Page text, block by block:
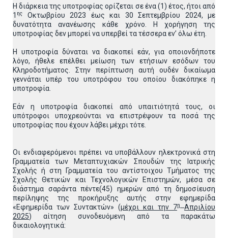
Η διάρκεια της υποτροφίας ορίζεται σε ένα (1) έτος, ήτοι από
1 ης
Οκτωβρίου 2023 έως και 30 Σεπτεμβρίου 2024, με
δυνατότητα ανανέωσης κάθε χρόνο. Η χορήγηση της
υποτροφίας δεν μπορεί να υπερβεί τα τέσσερα εν’ όλω έτη.
Η υποτροφία δύναται να διακοπεί εάν, για οποιονδήποτε
λόγο, ήθελε επέλθει μείωση των ετήσιων εσόδων του
Κληροδοτήματος. Στην περίπτωση αυτή ουδέν δικαίωμα
γεννάται υπέρ του υποτρόφου του οποίου διακόπηκε η
υποτροφία.
Εάν η υποτροφία διακοπεί από υπαιτιότητά τους, οι
υπότροφοι υποχρεούνται να επιστρέψουν τα ποσά της
υποτροφίας που έχουν λάβει μέχρι τότε.
Οι ενδιαφερόμενοι πρέπει να υποβάλλουν ηλεκτρονικά στη
Γραμματεία των Μεταπτυχιακών Σπουδών της Ιατρικής
Σχολής ή στη Γραμματεία του αντίστοιχου Τμήματος της
Σχολής Θετικών και Τεχνολογικών Επιστημών, μέσα σε
διάστημα σαράντα πέντε(45) ημερών από τη δημοσίευση
περίληψης της προκήρυξης αυτής στην εφημερίδα
«Εφημερίδα των Συντακτών» (μέχρι και την 7η Απριλίου
2025) αίτηση συνοδευόμενη από τα παρακάτω
δικαιολογητικά: